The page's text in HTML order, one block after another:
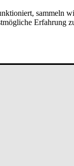
sammeln
Erfahrung